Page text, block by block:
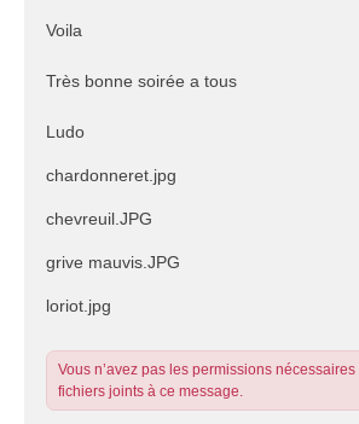
Voila
Très bonne soirée a tous
Ludo
chardonneret.jpg
chevreuil.JPG
grive mauvis.JPG
loriot.jpg
Vous n’avez pas les permissions
fichiers joints à ce message.